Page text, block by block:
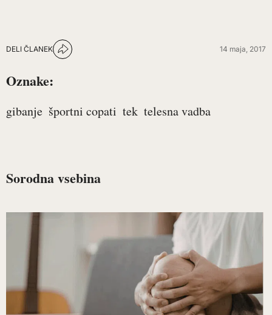
DELI ČLANEK 14 maja, 2017
Oznake:
gibanje športni copati tek telesna vadba
Sorodna vsebina